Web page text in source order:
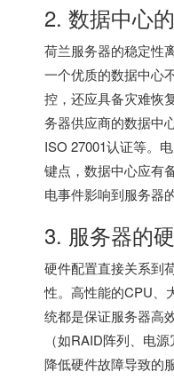
2. 数据中心
荷兰服务器的稳定性
一个优质的数据中心
控，还应具备灾难恢
务器供应商的数据中
ISO 27001认证等。
键点，数据中心应有
电事件影响到服务器
3. 服务器的
硬件配置直接关系到
性。高性能的CPU、
统都是保证服务器高
（如RAID阵列、电
降低硬件故障导致的